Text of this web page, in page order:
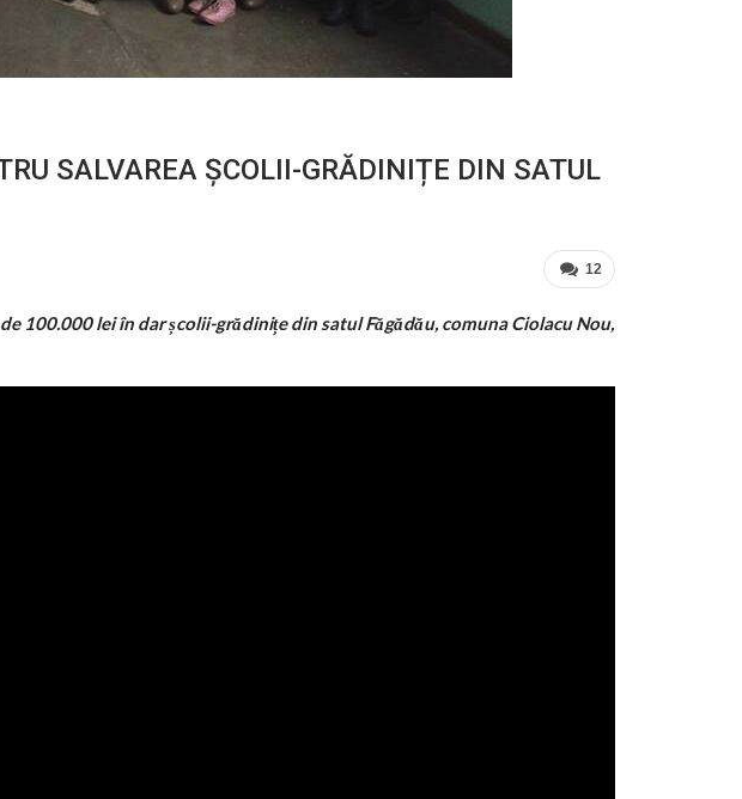
SALVAREA ȘCOLII-GRĂDINIȚE DIN SATUL
12
100.000 lei în dar școlii-grădinițe din satul Făgădău, comuna Ciolacu Nou,